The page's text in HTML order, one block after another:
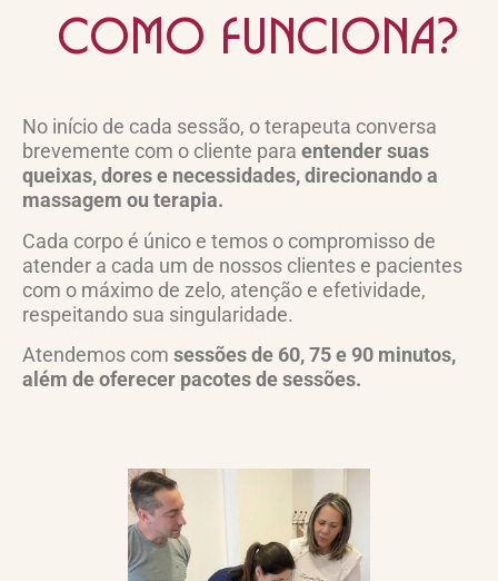
como funciona?
No início de cada sessão, o terapeuta conversa
brevemente com o cliente para entender suas
queixas, dores e necessidades, direcionando a
massagem ou terapia.
Cada corpo é único e temos o compromisso de
atender a cada um de nossos clientes e pacientes
com o máximo de zelo, atenção e efetividade,
respeitando sua singularidade.
Atendemos com sessões de 60, 75 e 90 minutos,
além de oferecer pacotes de sessões.